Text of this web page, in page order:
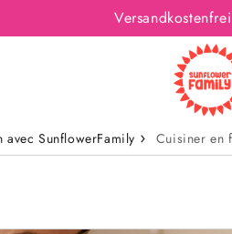
SunflowerFamily Cuisiner en